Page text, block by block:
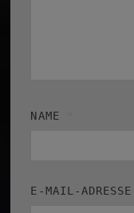
NAME
E-MAIL-ADRESSE